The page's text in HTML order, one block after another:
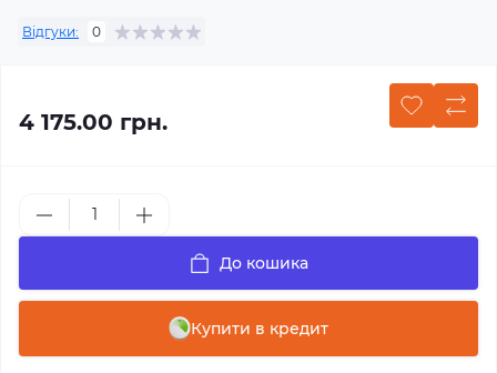
Відгуки: 0
4 175.00 грн.
До кошика
Купити в кредит